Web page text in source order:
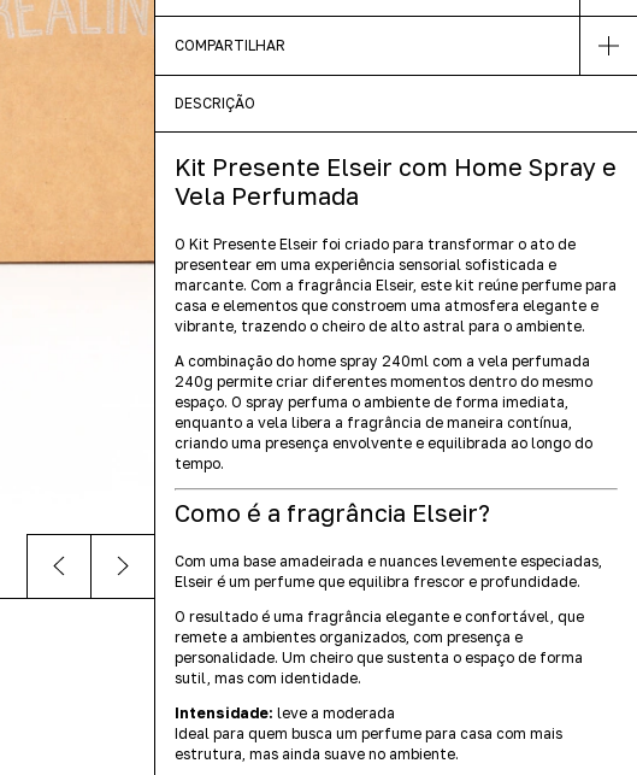
COMPARTILHAR
DESCRIÇÃO
Kit Presente Elseir com Home Spray e
Vela Perfumada
O Kit Presente Elseir foi criado para transformar o ato de
presentear em uma experiência sensorial sofisticada e
marcante. Com a fragrância Elseir, este kit reúne perfume para
casa e elementos que constroem uma atmosfera elegante e
vibrante, trazendo o cheiro de alto astral para o ambiente.
A combinação do home spray 240ml com a vela perfumada
240g permite criar diferentes momentos dentro do mesmo
espaço. O spray perfuma o ambiente de forma imediata,
enquanto a vela libera a fragrância de maneira contínua,
criando uma presença envolvente e equilibrada ao longo do
tempo.
Como é a fragrância Elseir?
Com uma base amadeirada e nuances levemente especiadas,
Elseir é um perfume que equilibra frescor e profundidade.
O resultado é uma fragrância elegante e confortável, que
remete a ambientes organizados, com presença e
personalidade. Um cheiro que sustenta o espaço de forma
sutil, mas com identidade.
Intensidade: leve a moderada
Ideal para quem busca um perfume para casa com mais
estrutura, mas ainda suave no ambiente.